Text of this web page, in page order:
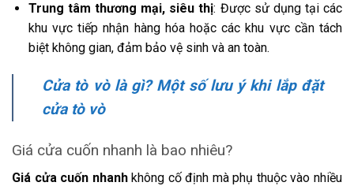
Trung tâm thương mại, siêu thị: Được sử dụng tại các
khu vực tiếp nhận hàng hóa hoặc các khu vực cần tách
biệt không gian, đảm bảo vệ sinh và an toàn.
Cửa tò vò là gì? Một số lưu ý khi lắp đặt
cửa tò vò
Giá cửa cuốn nhanh là bao nhiêu?
Giá cửa cuốn nhanhkhông cố định mà phụ thuộc vào nhiều